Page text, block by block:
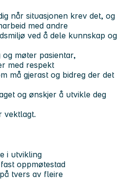
når situasjonen krev det, og
med andre
ved å dele kunnskap og
møter pasientar,
med respekt
må gjerast og bidreg der det
og ønskjer å utvikle deg
vektlagt.
i utvikling
oppmøtestad
tvers av fleire